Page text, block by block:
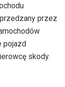
przez
pojazd
skody.